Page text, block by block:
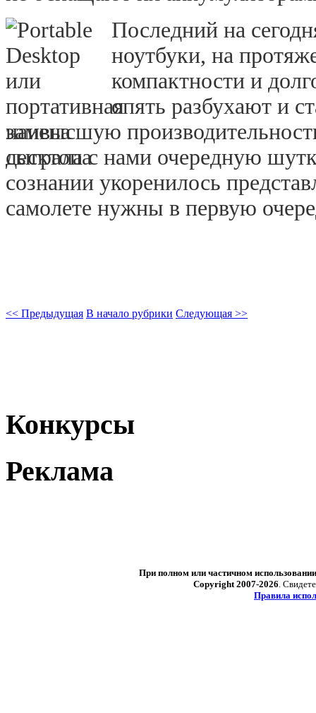
Последний на
ноутбуки, на
компактности и
опять разбухают и
наивысшую
сыграла с нами очередную
сознании укоренилось
самолете нужны в первую
<< Предыдущая В начало рубрики Следующая >>
Конкурсы
Реклама
При полном или частичном
Copyright 2007-2026 .
Правила